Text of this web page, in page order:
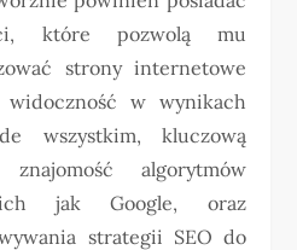
które pozwolą mu
strony internetowe
w wynikach
wszystkim, kluczową
algorytmów
jak Google, oraz
strategii SEO do